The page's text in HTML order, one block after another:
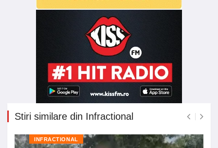
Stiri similare din Infractional
INFRACTIONAL